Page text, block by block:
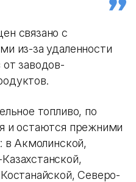
связано с
из-за удаленности
от заводов-
топливо, по
и остаются прежними
в Акмолинской,
Северо-